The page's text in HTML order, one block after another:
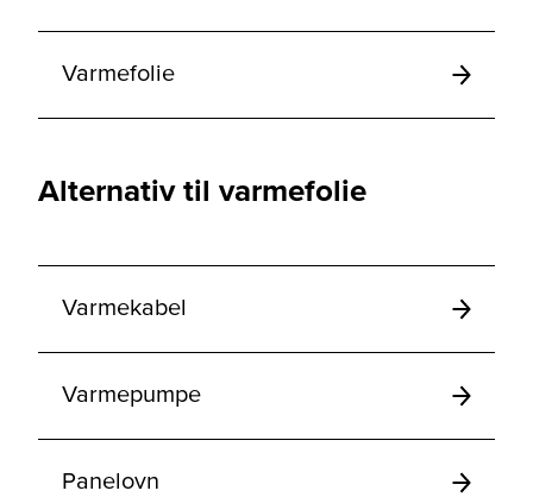
Varmefolie
Alternativ til varmefolie
Varmekabel
Varmepumpe
Panelovn